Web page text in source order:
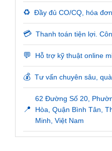
♻️ Đầy đủ CO/CQ, hóa
💳 Thanh toán tiện lợi.
💬 Hỗ trợ kỹ thuật online
💰 Tư vấn chuyên sâu,
📍
62 Đường Số 20,
Hòa, Quận Bình Tân,
Minh, Việt Nam